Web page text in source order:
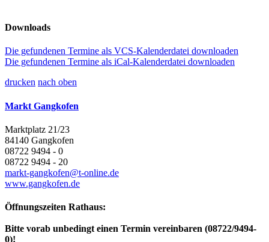
Downloads
Die gefundenen Termine als VCS-Kalenderdatei downloaden
Die gefundenen Termine als iCal-Kalenderdatei downloaden
drucken nach oben
Markt Gangkofen
Marktplatz 21/23
84140 Gangkofen
08722 9494 - 0
08722 9494 - 20
markt-gangkofen@t-online.de
www.gangkofen.de
Öffnungszeiten Rathaus:
Bitte vorab unbedingt einen Termin vereinbaren (08722/9494-
0)!